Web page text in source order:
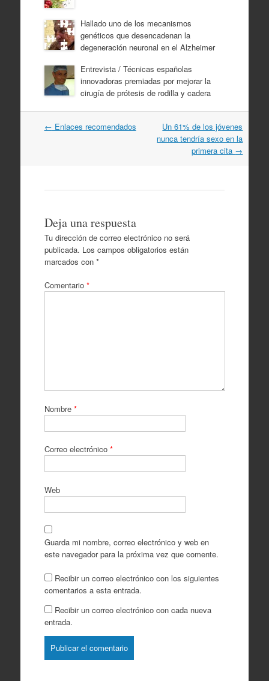
Hallado uno de los mecanismos
genéticos que desencadenan la
degeneración neuronal en el Alzheimer
Entrevista / Técnicas españolas
innovadoras premiadas por mejorar la
cirugía de prótesis de rodilla y cadera
Navegación
← Enlaces recomendados
Un 61% de los jóvenes
nunca tendría sexo en la
primera cita →
Deja una respuesta
Tu dirección de correo electrónico no será
publicada. Los campos obligatorios están
marcados con *
Comentario *
Nombre *
Correo electrónico *
Web
Guarda mi nombre, correo electrónico y web en
este navegador para la próxima vez que comente.
Recibir un correo electrónico con los siguientes
comentarios a esta entrada.
Recibir un correo electrónico con cada nueva
entrada.